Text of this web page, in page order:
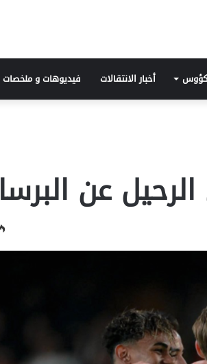
كؤوس أخبار الانتقالات فيديوهات و ملخصات
عن البرسا